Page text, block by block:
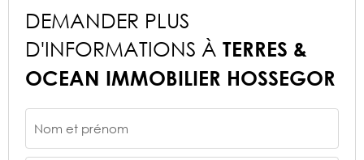
DEMANDER PLUS
D'INFORMATIONS À TERRES &
OCEAN IMMOBILIER HOSSEGOR
Nom et prénom